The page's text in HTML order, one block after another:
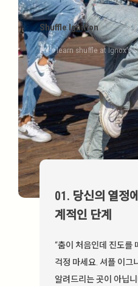
의정부 셔플 이그니션(6월강습)
수강생 모집 : 당신의 에너지를
8주의 기적
Shuffle Ignition
Let’s learn shuffle at Ignox’s
01. 당신의 열정
계적인 단계
“춤이 처음인데 진도를
걱정 마세요. 셔플 이그
알려드리는 곳이 아닙